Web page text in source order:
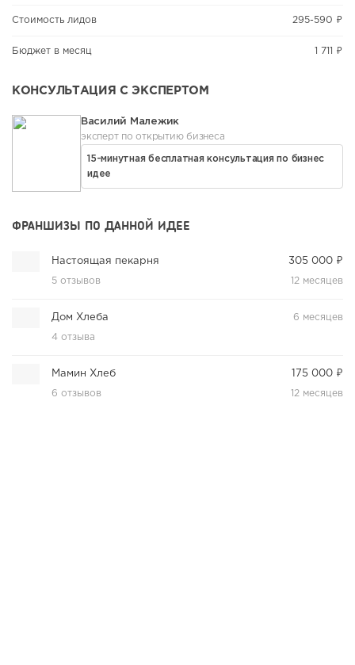
Стоимость лидов 295-590 ₽
Бюджет в месяц 1 711 ₽
КОНСУЛЬТАЦИЯ С ЭКСПЕРТОМ
Василий Малежик
эксперт по открытию бизнеса
15-минутная бесплатная консультация по бизнес
идее
ФРАНШИЗЫ ПО ДАННОЙ ИДЕЕ
Настоящая пекарня
5 отзывов
305 000 ₽
12 месяцев
Дом Хлеба
4 отзыва
6 месяцев
Мамин Хлеб
6 отзывов
175 000 ₽
12 месяцев